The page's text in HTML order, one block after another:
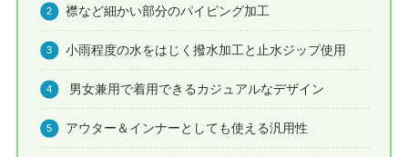
襟など細かい部分のパイピング加工
小雨程度の水をはじく撥水加工と止水ジップ使用
男女兼用で着用できるカジュアルなデザイン
アウター＆インナーとしても使える汎用性